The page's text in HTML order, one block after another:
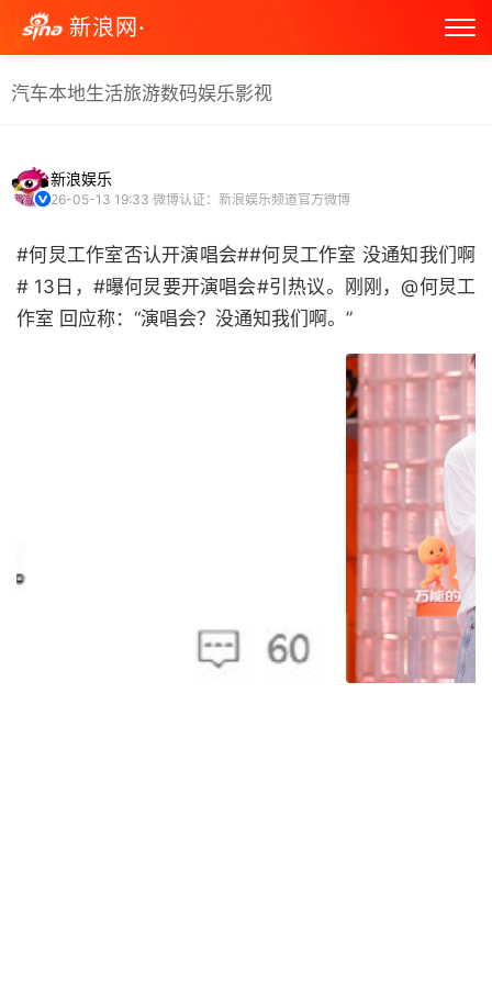
新浪网·
汽车本地生活旅游数码娱乐影视
新浪娱乐
26-05-13 19:33 微博认证：新浪娱乐频道官方微博
#何炅工作室否认开演唱会##何炅工作室 没通知我们啊
# ​​​13日，#曝何炅要开演唱会#引热议。刚刚，@何炅工
作室 回应称：“演唱会？没通知我们啊。” ​